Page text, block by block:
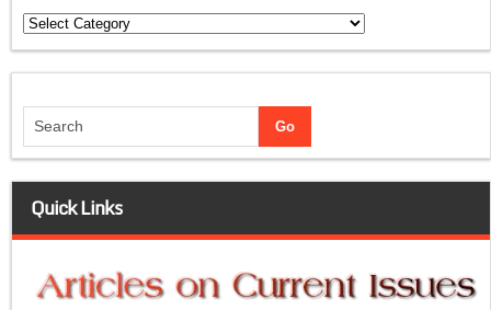
Categories
Quick Links